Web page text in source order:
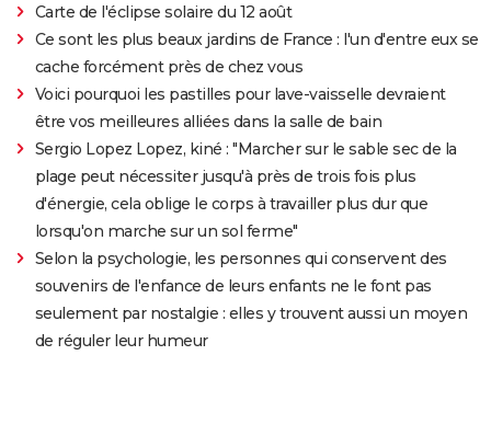
Carte de l'éclipse solaire du 12 août
Ce sont les plus beaux jardins de France : l'un d'entre eux se
cache forcément près de chez vous
Voici pourquoi les pastilles pour lave-vaisselle devraient
être vos meilleures alliées dans la salle de bain
Sergio Lopez Lopez, kiné : "Marcher sur le sable sec de la
plage peut nécessiter jusqu'à près de trois fois plus
d'énergie, cela oblige le corps à travailler plus dur que
lorsqu'on marche sur un sol ferme"
Selon la psychologie, les personnes qui conservent des
souvenirs de l'enfance de leurs enfants ne le font pas
seulement par nostalgie : elles y trouvent aussi un moyen
de réguler leur humeur